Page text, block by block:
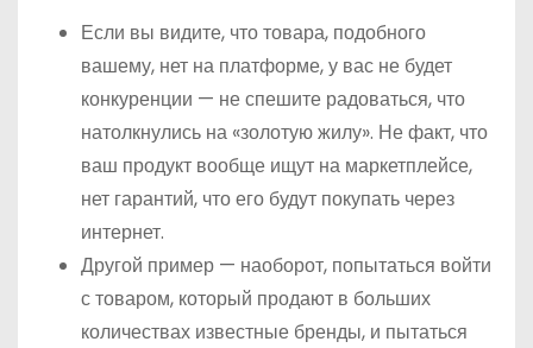
Если вы видите, что товара, подобного
вашему, нет на платформе, у вас не будет
конкуренции — не спешите радоваться, что
натолкнулись на «золотую жилу». Не факт, что
ваш продукт вообще ищут на маркетплейсе,
нет гарантий, что его будут покупать через
интернет.
Другой пример — наоборот, попытаться войти
с товаром, который продают в больших
количествах известные бренды, и пытаться